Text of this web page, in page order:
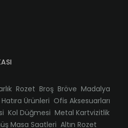
Rozet Broş Bröve Madalya
Hatıra Ürünleri Ofis Aksesuarları
Kol Düğmesi Metal Kartvizitlik
Masa Saatleri Altın Rozet